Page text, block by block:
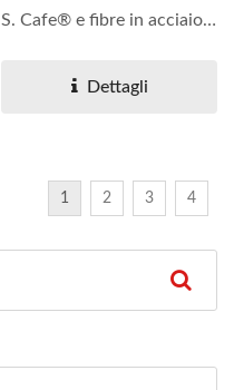
S. Cafe® e fibre in acciaio
Dettagli
1 2 3 4